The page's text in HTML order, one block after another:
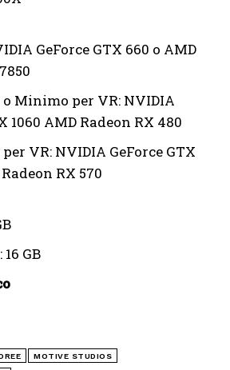
GeForce GTX 660 o AMD
Minimo per VR: NVIDIA
1060 AMD Radeon RX 480
VR: NVIDIA GeForce GTX
RX 570
GB
MOTIVE STUDIOS